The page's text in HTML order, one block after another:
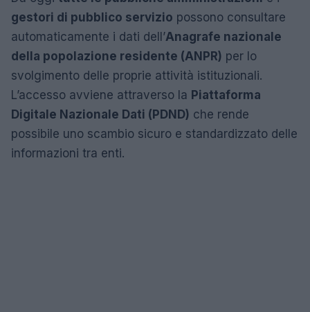
gestori di pubblico servizio possono consultare
automaticamente i dati dell’Anagrafe nazionale
della popolazione residente (ANPR) per lo
svolgimento delle proprie attività istituzionali.
L’accesso avviene attraverso la Piattaforma
Digitale Nazionale Dati (PDND) che rende
possibile uno scambio sicuro e standardizzato delle
informazioni tra enti.